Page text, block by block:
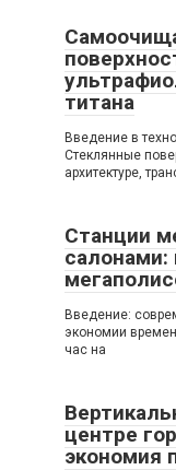
титана
Введение в
Стеклянные
архитектуре,
Станции
салонами:
Введение:
экономии
час на
центре
экономия